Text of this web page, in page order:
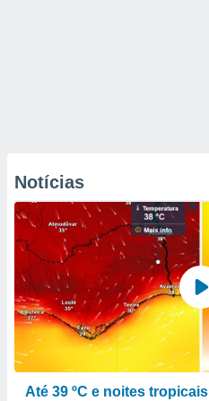
Notícias
Até 39 ºC e noites